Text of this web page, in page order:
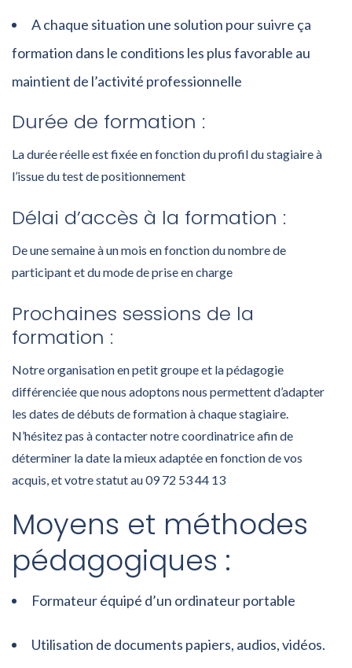
A chaque situation une solution pour suivre ça
formation dans le conditions les plus favorable au
maintient de l’activité professionnelle
Durée de formation :
La durée réelle est fixée en fonction du profil du stagiaire à
l’issue du test de positionnement
Délai d’accès à la formation :
De une semaine à un mois en fonction du nombre de
participant et du mode de prise en charge
Prochaines sessions de la
formation :
Notre organisation en petit groupe et la pédagogie
différenciée que nous adoptons nous permettent d’adapter
les dates de débuts de formation à chaque stagiaire.
N’hésitez pas à contacter notre coordinatrice afin de
déterminer la date la mieux adaptée en fonction de vos
acquis, et votre statut au 09 72 53 44 13
Moyens et méthodes
pédagogiques :
Formateur équipé d’un ordinateur portable
Utilisation de documents papiers, audios, vidéos.